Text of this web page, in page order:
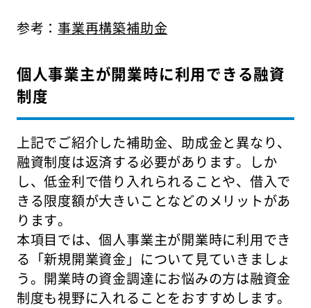
参考： 事業再構築補助金
個人事業主が開業時に利用できる融資
制度
上記でご紹介した補助金、助成金と異なり、
融資制度は返済する必要があります。しか
し、低金利で借り入れられることや、借入で
きる限度額が大きいことなどのメリットがあ
ります。
本項目では、個人事業主が開業時に利用でき
る「新規開業資金」について見ていきましょ
う。開業時の資金調達にお悩みの方は融資金
制度も視野に入れることをおすすめします。